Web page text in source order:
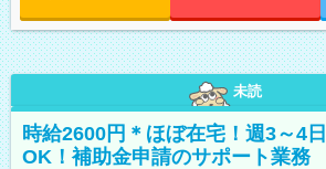
未読
時給2600円＊ほぼ在宅！週3～4
OK！補助金申請のサポート業務